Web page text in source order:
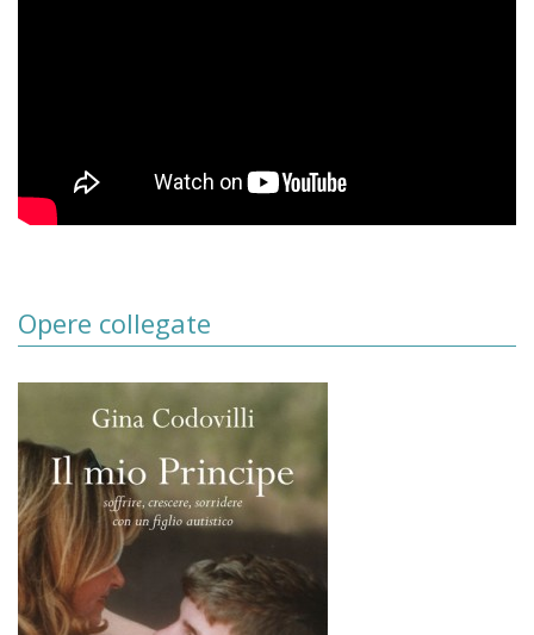
Opere collegate